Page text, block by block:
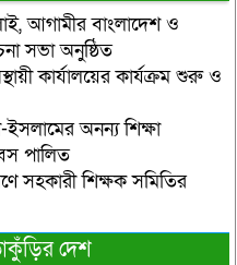
আগামীর বাংলাদেশ ও
সভা অনুষ্ঠিত
কার্যালয়ের কার্যক্রম শুরু ও
ইসলামের অনন্য শিক্ষা
পালিত
সহকারী শিক্ষক সমিতির
দেশ